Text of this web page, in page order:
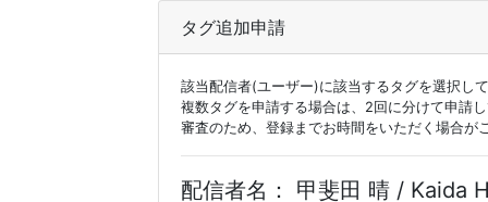
タグ追加申請
該当配信者(ユーザー)に該当するタグを選択し
複数タグを申請する場合は、2回に分けて申請
審査のため、登録までお時間をいただく場合が
配信者名： 甲斐田 晴 / Kaida